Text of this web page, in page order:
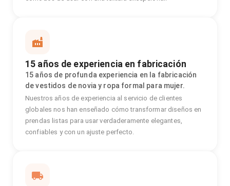
15 años de experiencia en fabricación
15 años de profunda experiencia en la fabricación
de vestidos de novia y ropa formal para mujer.
Nuestros años de experiencia al servicio de clientes
globales nos han enseñado cómo transformar diseños en
prendas listas para usar verdaderamente elegantes,
confiables y con un ajuste perfecto.